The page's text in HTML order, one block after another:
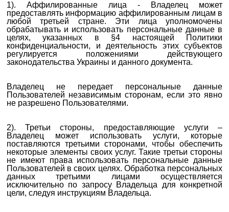
1). Аффилированные лица - Владелец может
предоставлять информацию аффилированным лицам в
любой третьей стране. Эти лица уполномочены
обрабатывать и использовать персональные данные в
целях, указанных в §4 настоящей Политики
конфиденциальности, и деятельность этих субъектов
регулируется положениями действующего
законодательства Украины и данного документа.
Владелец не передает персональные данные
Пользователей независимым сторонам, если это явно
не разрешено Пользователями.
2). Третьи стороны, предоставляющие услуги –
Владелец может использовать услуги, которые
поставляются третьими сторонами, чтобы обеспечить
некоторые элементы своих услуг. Такие третьи стороны
не имеют права использовать персональные данные
Пользователей в своих целях. Обработка персональных
данных третьими лицами осуществляется
исключительно по запросу Владельца для конкретной
цели, следуя инструкциям Владельца.